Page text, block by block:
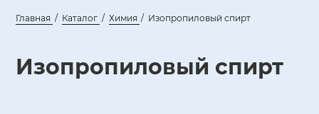
Главная Каталог Химия Изопропиловый спирт
Изопропиловый спирт